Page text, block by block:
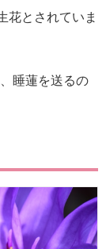
花とされていま
睡蓮を送るの